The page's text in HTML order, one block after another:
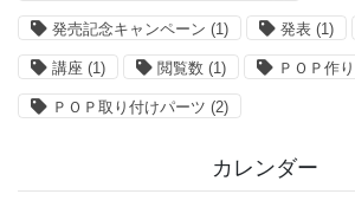
発売記念キャンペーン (1) 発表 (1)
講座 (1) 閲覧数 (1) ＰＯＰ作り
ＰＯＰ取り付けパーツ (2)
カレンダー